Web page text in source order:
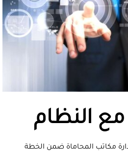
مع النظام
مكاتب المحاماة ضمن الخطة